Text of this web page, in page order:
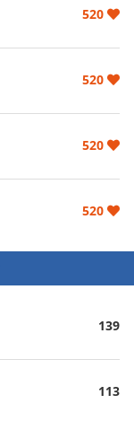
520
520
520
520
139
113